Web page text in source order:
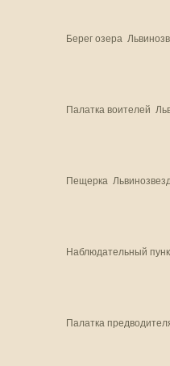
Берег озера
Палатка воителей
Пещерка Львинозвезд
Наблюдательный
Палатка